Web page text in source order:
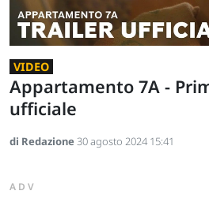
VIDEO
Appartamento 7A -
ufficiale
di Redazione30 agosto 2024 15:41
ADV